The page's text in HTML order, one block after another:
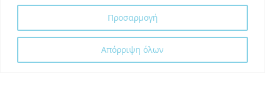
Προσαρμογή
Απόρριψη όλων
Designed and developed with
by